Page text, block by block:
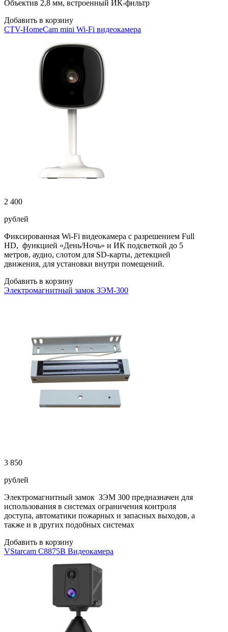
Объектив 2,8 мм, встроенный ИК-фильтр
Добавить в корзину
CTV-HomeCam mini Wi-Fi видеокамера
2 400
рублей
Фиксированная Wi-Fi видеокамера с разрешением Full
HD, функцией «День/Ночь» и ИК подсветкой до 5
метров, аудио, слотом для SD-карты, детекцией
движения, для установки внутри помещений.
Добавить в корзину
Электромагнитный замок ЗЭМ-300
3 850
рублей
Электромагнитный замок ЗЭМ 300 предназначен для
использования в системах ограничения контроля
доступа, автоматики пожарных и запасных выходов, а
также и в других подобных системах
Добавить в корзину
VStarcam C8875B Видеокамера